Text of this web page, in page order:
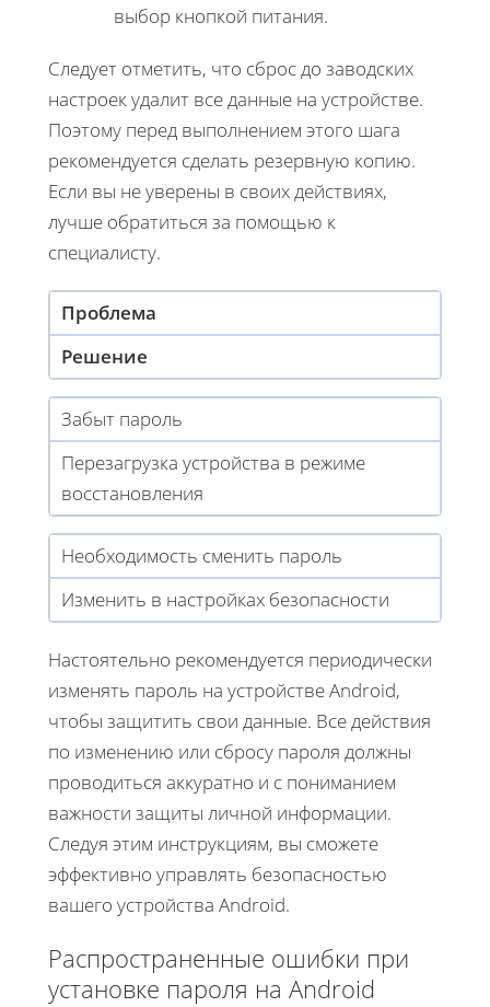
выбор кнопкой питания.
Следует отметить, что сброс до заводских
настроек удалит все данные на устройстве.
Поэтому перед выполнением этого шага
рекомендуется сделать резервную копию.
Если вы не уверены в своих действиях,
лучше обратиться за помощью к
специалисту.
Проблема
Решение
Забыт пароль
Перезагрузка устройства в режиме
восстановления
Необходимость сменить пароль
Изменить в настройках безопасности
Настоятельно рекомендуется периодически
изменять пароль на устройстве Android,
чтобы защитить свои данные. Все действия
по изменению или сбросу пароля должны
проводиться аккуратно и с пониманием
важности защиты личной информации.
Следуя этим инструкциям, вы сможете
эффективно управлять безопасностью
вашего устройства Android.
Распространенные ошибки при
установке пароля на Android